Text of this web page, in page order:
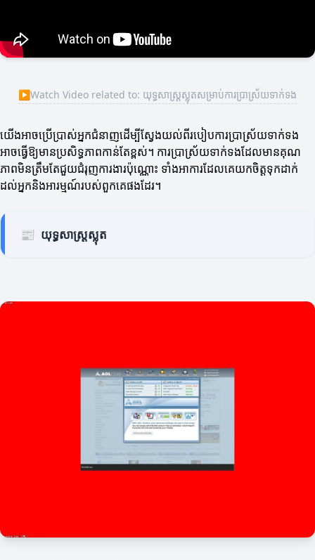
▶Watch Video related to: យុទ្ធសាស្រ្តស្លុតសម្រាប់ការប្រាស្រ័យទាក់ទង
យើងអាចប្រើប្រាស់អ្នកជំនាញដើម្បីស្វែងយល់ពីរបៀបការប្រាស្រ័យទាក់ទង
អាចធ្វើឱ្យមានប្រសិទ្ធភាពកាន់តែខ្ពស់។ ការប្រាស្រ័យទាក់ទងដែលមានគុណ
ភាពមិនត្រឹមតែជួយជំរុញការងារប៉ុណ្ណោះ ទាំងអាការដែលគេយកចិត្តទុកដាក់
ដល់អ្នកនិងអារម្មណ៍របស់ពួកគេផងដែរ។
📰 យុទ្ធសាស្រ្តស្លុត